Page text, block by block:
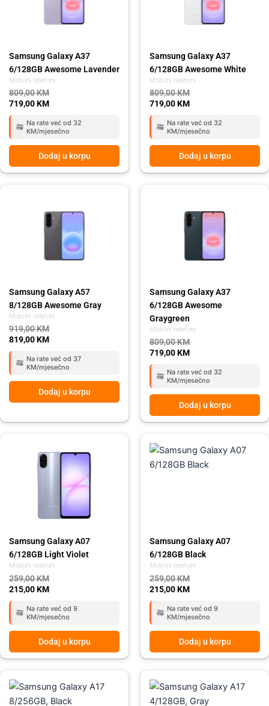
Mobilni telefoni
Samsung Galaxy A37
6/128GB Awesome Lavender
809,00KM
719,00KM
Na rate već od 32
KM/mjesečno
Dodaj u korpu
Mobilni telefoni
Samsung Galaxy A37
6/128GB Awesome White
809,00KM
719,00KM
Na rate već od 32
KM/mjesečno
Dodaj u korpu
Mobilni telefoni
Samsung Galaxy A57
8/128GB Awesome Gray
919,00KM
919,00 KM.
819,00KM
819,00 KM.
Na rate već od 37
KM/mjesečno
Dodaj u korpu
Mobilni telefoni
Samsung Galaxy A37
6/128GB Awesome
Graygreen
809,00KM
809,00 KM.
719,00KM
719,00 KM.
Na rate već od 32
KM/mjesečno
Dodaj u korpu
Mobilni telefoni
Samsung Galaxy A07
6/128GB Light Violet
259,00KM
259,00 KM.
215,00KM
215,00 KM.
Na rate već od 9
KM/mjesečno
Dodaj u korpu
Mobilni telefoni
Samsung Galaxy A07
6/128GB Black
259,00KM
price
was:
259,00 KM.
215,00KM
price
is:
215,00 KM.
Na rate već od 9
KM/mjesečno
Dodaj u korpu
price
was:
price
is:
price
was:
price
is: